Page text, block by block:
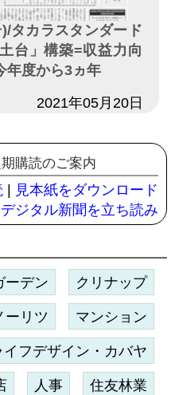
タカラスタンダード
台」構築=収益力向
年度から3ヵ年
2021年05月20日
購読のご案内
見本紙をダウンロード
デジタル新聞を立ち読み
ーデン クリナップ
ーリツ マンション
イフデザイン・カバヤ
人事 住友林業